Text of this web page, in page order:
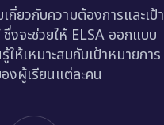
กี่ยวกับความต้องการและเป้า
งจะช่วยให้ ELSA ออกแบบ
ให้เหมาะสมกับเป้าหมายการ
องผู้เรียนแต่ละคน